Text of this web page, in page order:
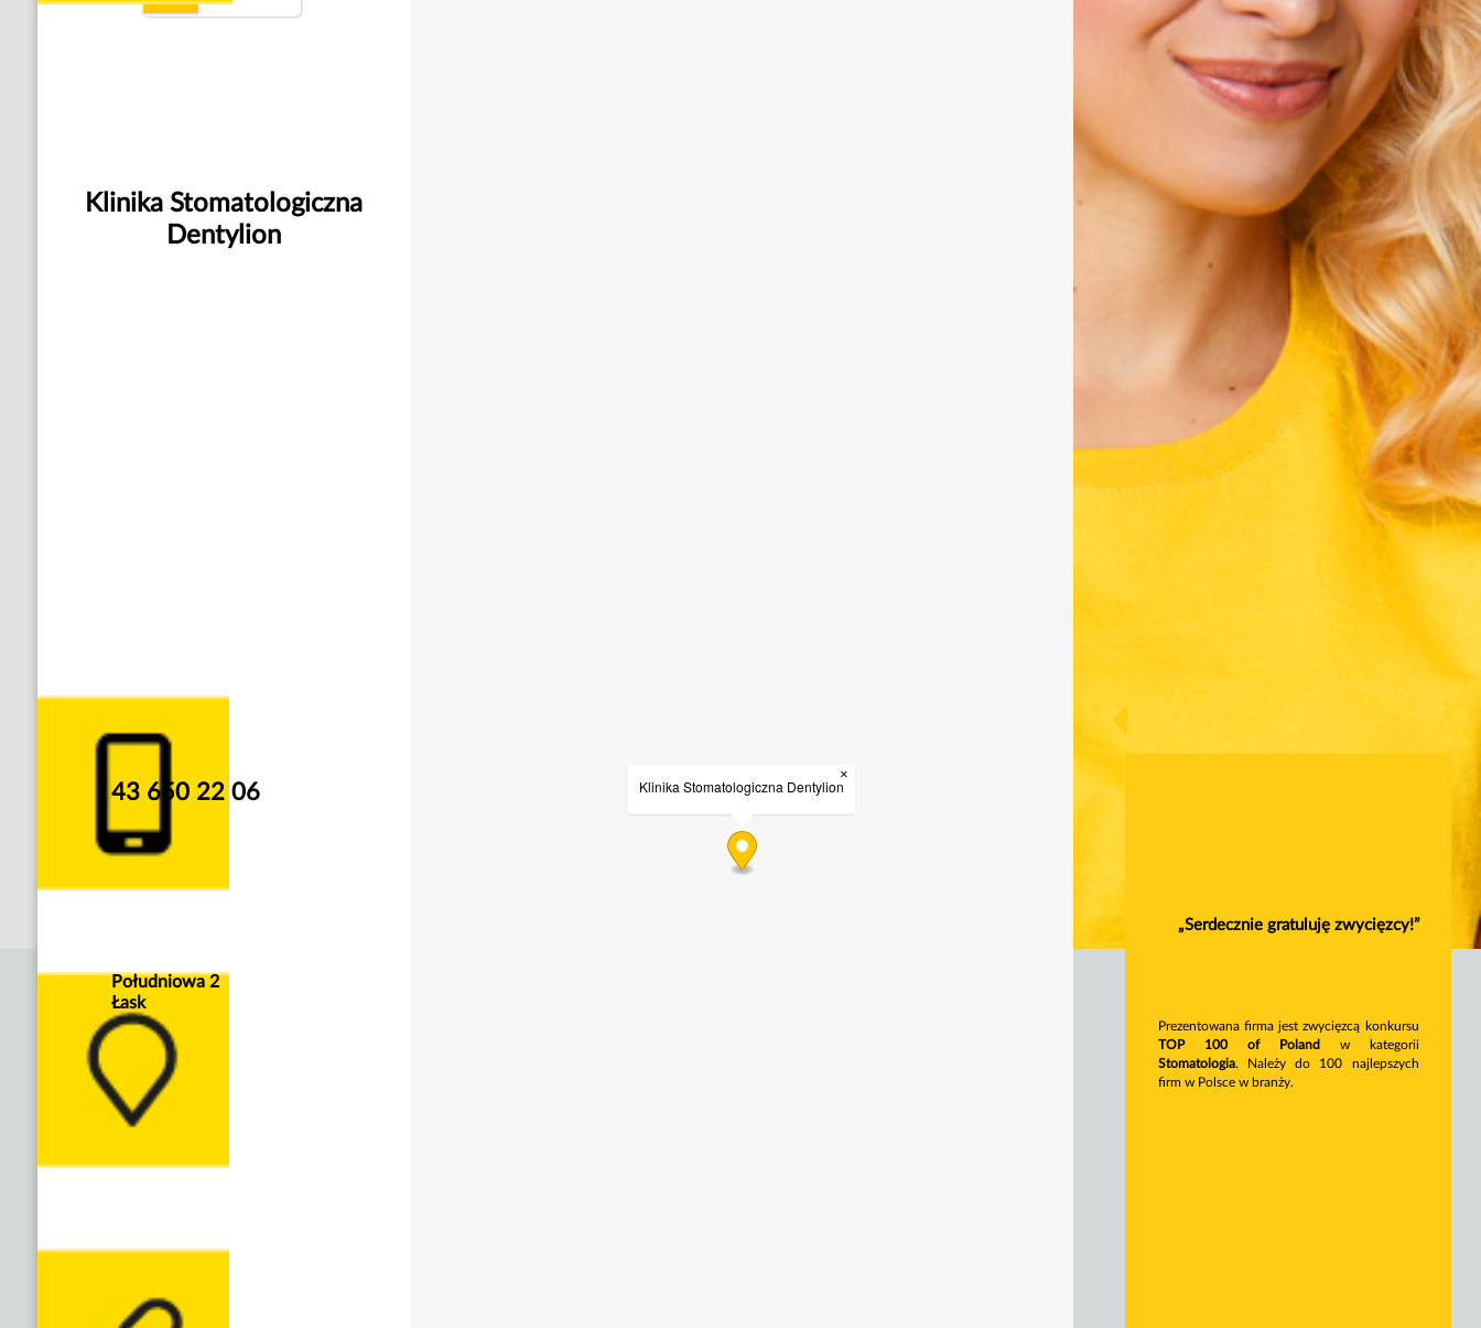
Klinika Stomatologiczna
Dentylion
43 650 22 06
Południowa 2
Łask
Klinika Stomatologiczna Dentylion
×
„Serdecznie gratuluję zwycięzcy!”
Prezentowana firma jest zwycięzcą konkursu
TOP 100 of Poland
w kategorii
Stomatologia. Należy do 100 najlepszych
firm w Polsce w branży.